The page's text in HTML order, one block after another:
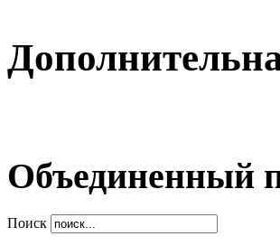
Объединенный
Поиск